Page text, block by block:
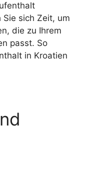
Sie sich Zeit, um
die zu Ihrem
passt. So
in Kroatien